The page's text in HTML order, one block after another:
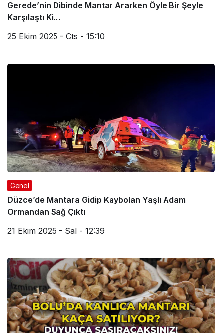
Gerede’nin Dibinde Mantar Ararken Öyle Bir Şeyle
Karşılaştı Ki…
25 Ekim 2025 - Cts - 15:10
Genel
Düzce’de Mantara Gidip Kaybolan Yaşlı Adam
Ormandan Sağ Çıktı
21 Ekim 2025 - Sal - 12:39